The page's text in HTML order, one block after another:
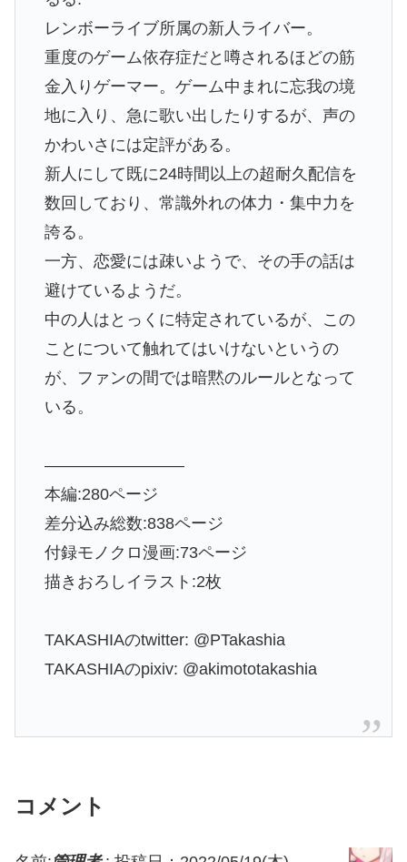
レンボーライブ所属の新人ライバー。
重度のゲーム依存症だと噂されるほどの筋
金入りゲーマー。ゲーム中まれに忘我の境
地に入り、急に歌い出したりするが、声の
かわいさには定評がある。
新人にして既に24時間以上の超耐久配信を
数回しており、常識外れの体力・集中力を
誇る。
一方、恋愛には疎いようで、その手の話は
避けているようだ。
中の人はとっくに特定されているが、この
ことについて触れてはいけないというの
が、ファンの間では暗黙のルールとなって
いる。
————————–
本編:280ページ
差分込み総数:838ページ
付録モノクロ漫画:73ページ
描きおろしイラスト:2枚
TAKASHIAのtwitter: @PTakashia
TAKASHIAのpixiv: @akimototakashia
コメント